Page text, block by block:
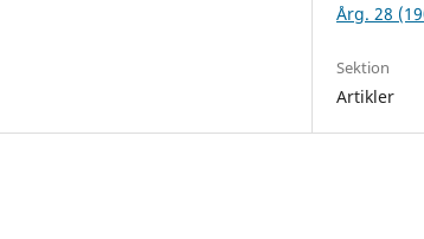
Årg. 28
Sektion
Artikler